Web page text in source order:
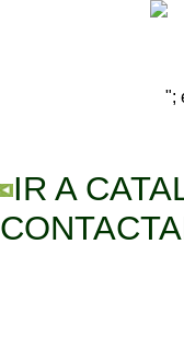
";
IR A